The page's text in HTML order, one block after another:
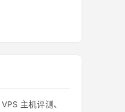
VPS 主机评测、